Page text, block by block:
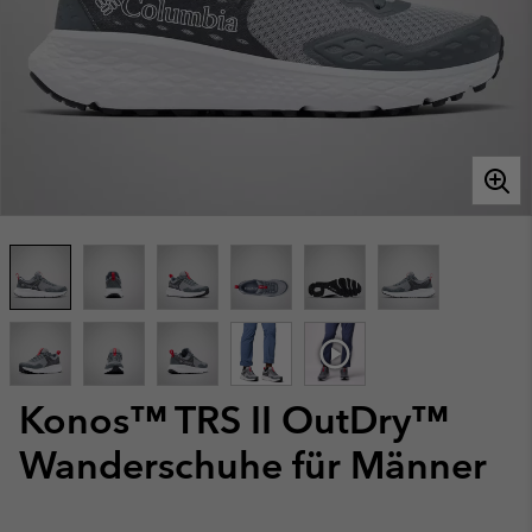
Konos™ TRS II OutDry™
Wanderschuhe für Männer